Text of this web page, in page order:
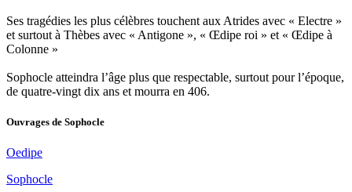
Ses tragédies les plus célèbres touchent aux Atrides avec « Electre »
et surtout à Thèbes avec « Antigone », « Œdipe roi » et « Œdipe à
Colonne »
Sophocle atteindra l’âge plus que respectable, surtout pour l’époque,
de quatre-vingt dix ans et mourra en 406.
Ouvrages de Sophocle
Oedipe
Sophocle